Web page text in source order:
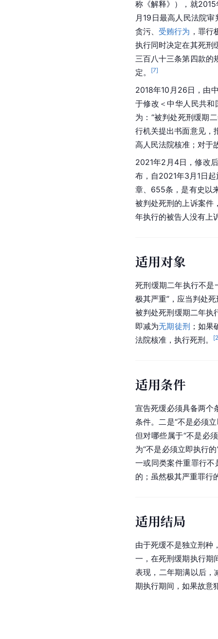
称《解释》），就2015
月19日最高人民法院
贪污、 受贿行为 ，罪
执行同时决定在其死刑
三百八十三条第四款的
定。
[7]
2018年10月26日，由
于修改＜中华人民共
为：“被判处死刑缓期
行机关提出书面意见，
高人民法院核准；对于
2021年2月4日，修改
布，自2021年3月1日
章、655条，是有史以
被判处死刑的上诉案件
年执行的被告人没有上
适用对象
死刑缓期二年执行不是
极其严重”，应当判处
被判处死刑缓期二年执
即减为无期徒刑 ；如
法院核准，执行死刑。 [
适用条件
宣告死缓必须具备两个
条件。二是“不是必须
但对哪些属于“不是必
为“不是必须立即执行
一或同类案件重罪行
的；虽然极其严重罪行
适用结局
由于死缓不是独立刑种
一，在死刑缓期执行期
表现，二年期满以后，
期执行期间，如果故意